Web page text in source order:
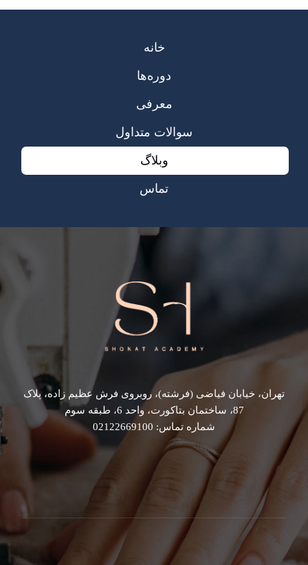
خانه
دوره‌ها
معرفی
سوالات متداول
وبلاگ
تماس
تهران، خیابان فیاضی (فرشته)، روبروی فرش عظیم زاده، پلاک
87، ساختمان بتاکورت، واحد 6، طبقه سوم
شماره تماس: 02122669100